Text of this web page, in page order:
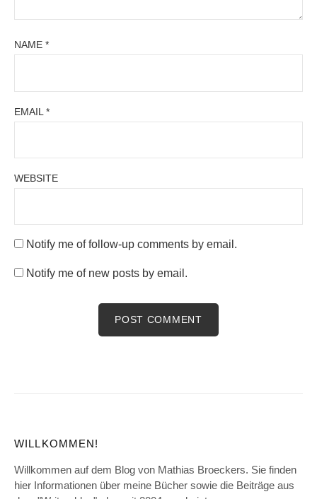
NAME *
EMAIL *
WEBSITE
Notify me of follow-up comments by email.
Notify me of new posts by email.
WILLKOMMEN!
Willkommen auf dem Blog von Mathias Broeckers. Sie finden
hier Informationen über meine Bücher sowie die Beiträge aus